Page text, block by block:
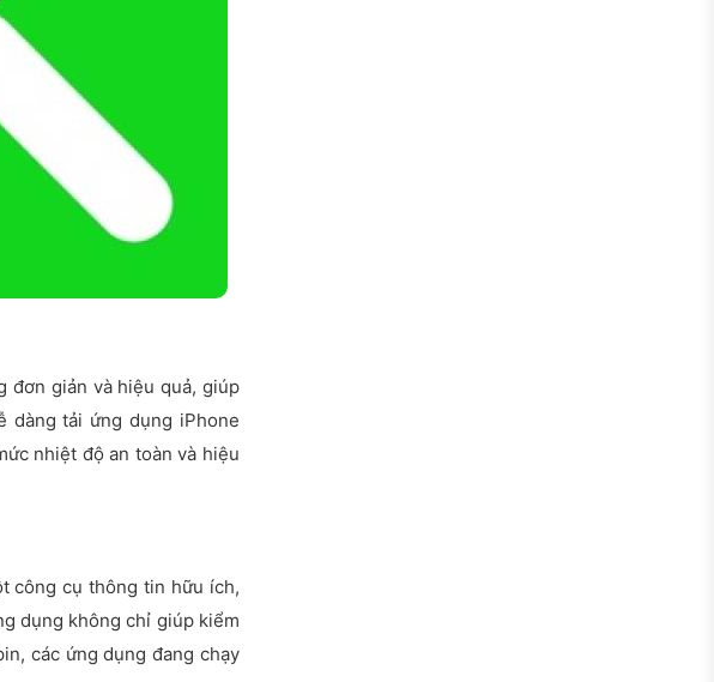
đơn giản và hiệu quả, giúp
dàng tải ứng dụng iPhone
nhiệt độ an toàn và hiệu
công cụ thông tin hữu ích,
dụng không chỉ giúp kiểm
các ứng dụng đang chạy